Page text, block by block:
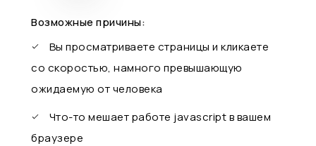
Возможные причины:
Вы просматриваете страницы и кликаете
со скоростью, намного превышающую
ожидаемую от человека
Что-то мешает работе javascript в вашем
браузере